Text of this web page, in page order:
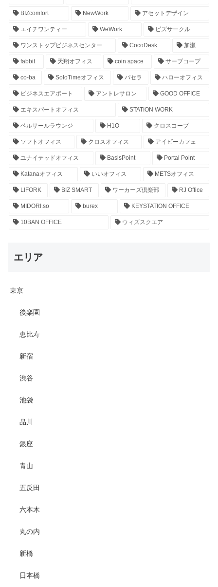
BIZcomfort NewWork アセットデザイン
エイチワンティー WeWork ビズサークル
ワンストップビジネスセンター CocoDesk 加瀬
fabbit 天翔オフィス coin space サーブコープ
co-ba SoloTimeオフィス パセラ ハローオフィス
ビジネスエアポート アントレサロン GOOD OFFICE
エキスパートオフィス STATION WORK
ベルサールラウンジ H1O クロスコープ
ソフトオフィス クロスオフィス アイビーカフェ
ユナイテッドオフィス BasisPoint Portal Point
Katanaオフィス いいオフィス METSオフィス
LIFORK BIZ SMART ワーカーズ倶楽部 RJ Office
MIDORI.so burex KEYSTATION OFFICE
10BAN OFFICE ウィズスクエア
エリア
東京
後楽園
恵比寿
新宿
渋谷
池袋
品川
銀座
青山
五反田
六本木
丸の内
新橋
日本橋